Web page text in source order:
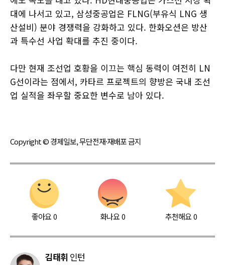
대에 나서고 있고, 삼성중공업은 FLNG(부유식 LNG 생
산설비) 분야 경쟁력을 강화하고 있다. 한화오션은 방산
과 특수선 사업 확대를 추진 중이다.
다만 현재 조선업 호황을 이끄는 핵심 동력이 여전히 LN
G선이라는 점에서, 카타르 프로젝트의 향방은 국내 조선
업 실적을 좌우할 중요한 변수로 남아 있다.
Copyright © 경제일보, 무단전재·재배포 금지
좋아요0 화나요0 추천해요 0
김태휘 인턴